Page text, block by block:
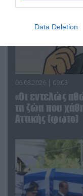
Data Deletion
06.08.2026 | 09:03
«Οι εντελώς
τα ζώα που
Αττικής (φωτο)